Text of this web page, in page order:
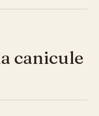
canicule